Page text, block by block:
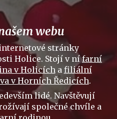
webu
stránky
Holice. Stojí v nífarní
v Holicícha filiální
v Horních Ředicích.
lidé. Navštěvují
společné chvíle a